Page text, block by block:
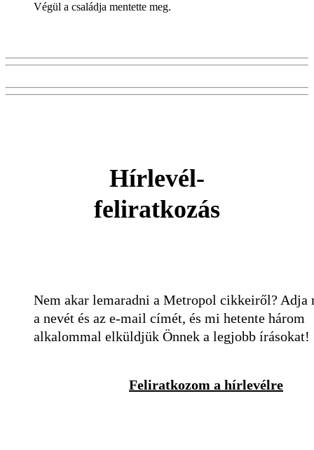
Végül a családja mentette meg.
Hírlevél-
feliratkozás
Nem akar lemaradni a Metropol cikkeiről? Adja
a nevét és az e-mail címét, és mi hetente három
alkalommal elküldjük Önnek a legjobb írásokat!
Feliratkozom a hírlevélre